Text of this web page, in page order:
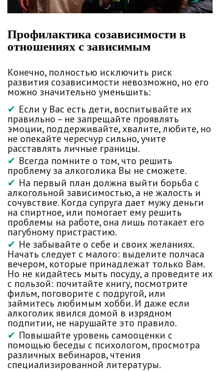
Профилактика созависимости в
отношениях с зависимым
Конечно, полностью исключить риск
развития созависимости невозможно, но его
можно значительно уменьшить:
Если у Вас есть дети, воспитывайте их
правильно – не запрещайте проявлять
эмоции, поддерживайте, хвалите, любите, но
не опекайте чересчур сильно, учите
расставлять личные границы.
Всегда помните о том, что решить
проблему за алкоголика Вы не сможете.
На первый план должна выйти борьба с
алкогольной зависимостью, а не жалость и
сочувствие. Когда супруга дает мужу деньги
на спиртное, или помогает ему решить
проблемы на работе, она лишь потакает его
пагубному пристрастию.
Не забывайте о себе и своих желаниях.
Начать следует с малого: выделите полчаса
вечером, которые принадлежат только Вам.
Но не кидайтесь мыть посуду, а проведите их
с пользой: почитайте книгу, посмотрите
фильм, поговорите с подругой, или
займитесь любимым хобби. И даже если
алкоголик явился домой в изрядном
подпитии, не нарушайте это правило.
Повышайте уровень самооценки с
помощью беседы с психологом, просмотра
различных вебинаров, чтения
специализированной литературы.